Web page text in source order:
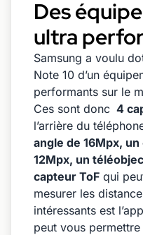
Des
ultra
Samsung a voulu
Note 10 d’un
performants sur le
Ces sont donc 4
l’arrière du
angle de 16Mpx,
12Mpx, un
capteur ToF qui
mesurer les
intéressants est
peut vous